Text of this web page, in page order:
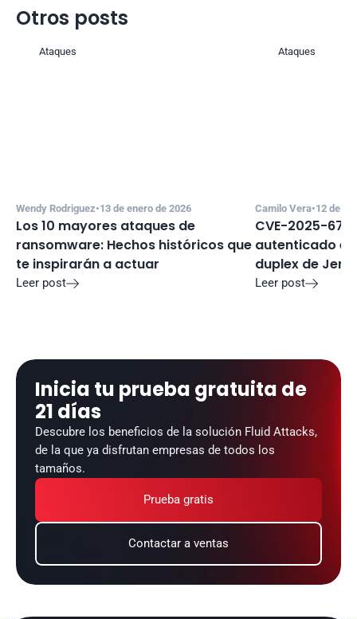
Otros posts
Ataques
Wendy Rodriguez•13 de enero de 2026
Los 10 mayores ataques de
ransomware: Hechos históricos que
te inspirarán a actuar
Leer post
Ataques
Camilo Vera•12 de
CVE-2025-
autenticado
duplex de
Leer post
Inicia tu prueba gratuita de
21 días
Descubre los beneficios de la solución Fluid Attacks,
de la que ya disfrutan empresas de todos los
tamaños.
Prueba gratis
Contactar a ventas